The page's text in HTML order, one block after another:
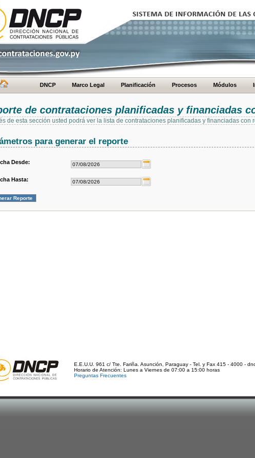
DNCP Marco Legal Planificación Procesos Módulos
de contrataciones planificadas y financiadas
de esta sección usted podrá ver la lista de contrataciones planificadas y financiadas con
para generar el reporte
Desde:
Hasta:
E.E.U.U. 961 c/ Tte. Fariña. Asunción, Paraguay - Tel. y Fax 415 - 4000 -
Horario de Atención: Lunes a Viernes de 07:00 a 15:00 horas
Preguntas Frecuentes